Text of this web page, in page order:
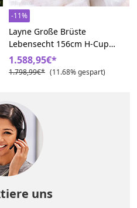
-11%
Layne Große Brüste
Lebensecht 156cm H-Cup
443# WM Liebespuppe
1.588,95€*
1.798,99€* (11.68% gespart)
uns